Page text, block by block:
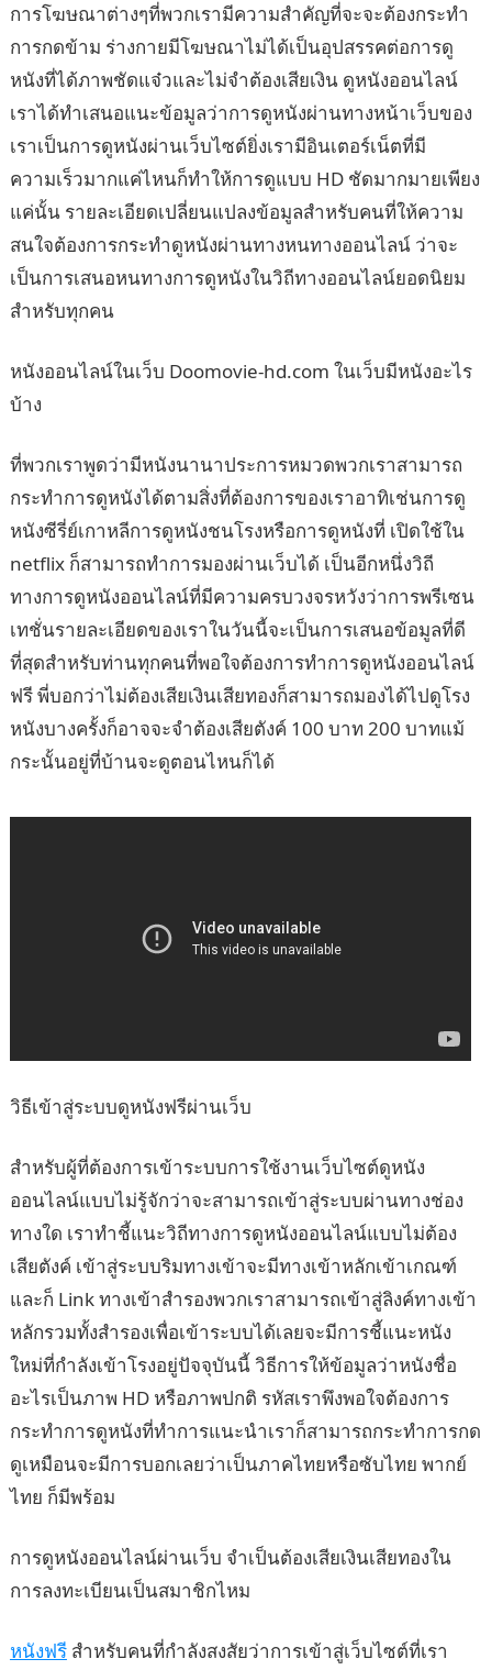
การโฆษณาต่างๆที่พวกเรามีความสำคัญที่จะจะต้องกระทำ
การกดข้าม ร่างกายมีโฆษณาไม่ได้เป็นอุปสรรคต่อการดู
หนังที่ได้ภาพชัดแจ๋วและไม่จำต้องเสียเงิน ดูหนังออนไลน์
เราได้ทำเสนอแนะข้อมูลว่าการดูหนังผ่านทางหน้าเว็บของ
เราเป็นการดูหนังผ่านเว็บไซต์ยิ่งเรามีอินเตอร์เน็ตที่มี
ความเร็วมากแค่ไหนก็ทำให้การดูแบบ HD ชัดมากมายเพียง
แค่นั้น รายละเอียดเปลี่ยนแปลงข้อมูลสำหรับคนที่ให้ความ
สนใจต้องการกระทำดูหนังผ่านทางหนทางออนไลน์ ว่าจะ
เป็นการเสนอหนทางการดูหนังในวิถีทางออนไลน์ยอดนิยม
สำหรับทุกคน
หนังออนไลน์ในเว็บ Doomovie-hd.com ในเว็บมีหนังอะไร
บ้าง
ที่พวกเราพูดว่ามีหนังนานาประการหมวดพวกเราสามารถ
กระทำการดูหนังได้ตามสิ่งที่ต้องการของเราอาทิเช่นการดู
หนังซีรี่ย์เกาหลีการดูหนังชนโรงหรือการดูหนังที่ เปิดใช้ใน
netflix ก็สามารถทำการมองผ่านเว็บได้ เป็นอีกหนึ่งวิถี
ทางการดูหนังออนไลน์ที่มีความครบวงจรหวังว่าการพรีเซน
เทชั่นรายละเอียดของเราในวันนี้จะเป็นการเสนอข้อมูลที่ดี
ที่สุดสำหรับท่านทุกคนที่พอใจต้องการทำการดูหนังออนไลน์
ฟรี พี่บอกว่าไม่ต้องเสียเงินเสียทองก็สามารถมองได้ไปดูโรง
หนังบางครั้งก็อาจจะจำต้องเสียตังค์ 100 บาท 200 บาทแม้
กระนั้นอยู่ที่บ้านจะดูตอนไหนก็ได้
วิธีเข้าสู่ระบบดูหนังฟรีผ่านเว็บ
สำหรับผู้ที่ต้องการเข้าระบบการใช้งานเว็บไซต์ดูหนัง
ออนไลน์แบบไม่รู้จักว่าจะสามารถเข้าสู่ระบบผ่านทางช่อง
ทางใด เราทำชี้แนะวิถีทางการดูหนังออนไลน์แบบไม่ต้อง
เสียตังค์ เข้าสู่ระบบริมทางเข้าจะมีทางเข้าหลักเข้าเกณฑ์
และก็ Link ทางเข้าสำรองพวกเราสามารถเข้าสู่ลิงค์ทางเข้า
หลักรวมทั้งสำรองเพื่อเข้าระบบได้เลยจะมีการชี้แนะหนัง
ใหม่ที่กำลังเข้าโรงอยู่ปัจจุบันนี้ วิธีการให้ข้อมูลว่าหนังชื่อ
อะไรเป็นภาพ HD หรือภาพปกติ รหัสเราพึงพอใจต้องการ
กระทำการดูหนังที่ทำการแนะนำเราก็สามารถกระทำการกด
ดูเหมือนจะมีการบอกเลยว่าเป็นภาคไทยหรือซับไทย พากย์
ไทย ก็มีพร้อม
การดูหนังออนไลน์ผ่านเว็บ จำเป็นต้องเสียเงินเสียทองใน
การลงทะเบียนเป็นสมาชิกไหม
หนังฟรีสำหรับคนที่กำลังสงสัยว่าการเข้าสู่เว็บไซต์ที่เรา